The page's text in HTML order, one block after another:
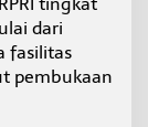
dari
fasilitas
pembukaan